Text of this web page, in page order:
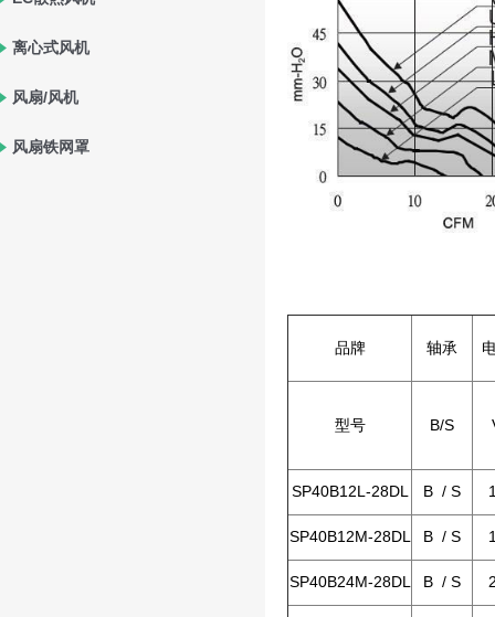
离心式风机
风扇/风机
风扇铁网罩
品牌 轴承
型号 B/S
SP40B12L-28DL B / S
SP40B12M-28DL B / S
SP40B24M-28DL B / S